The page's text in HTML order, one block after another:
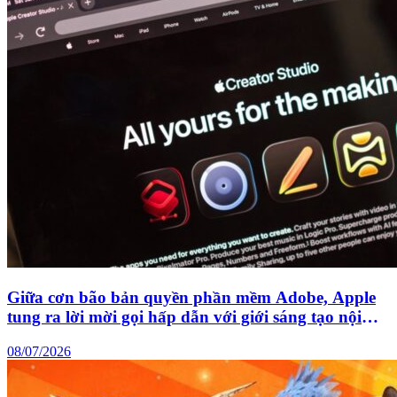
Giữa cơn bão bản quyền phần mềm Adobe, Apple
tung ra lời mời gọi hấp dẫn với giới sáng tạo nội
08/07/2026